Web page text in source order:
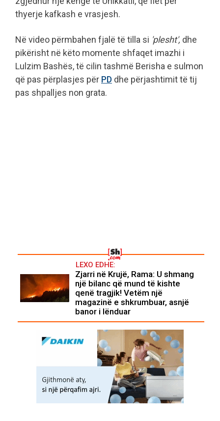
thyerje kafkash e vrasjesh.
Në video përmbahen fjalë të tilla si 'plesht', dhe
pikërisht në këto momente shfaqet imazhi i
Lulzim Bashës, të cilin tashmë Berisha e sulmon
që pas përplasjes për PD dhe përjashtimit të tij
pas shpalljes non grata.
LEXO EDHE:
Zjarri në Krujë, Rama: U shmang
një bilanc që mund të kishte
qenë tragjik! Vetëm një
magazinë e shkrumbuar, asnjë
banor i lënduar